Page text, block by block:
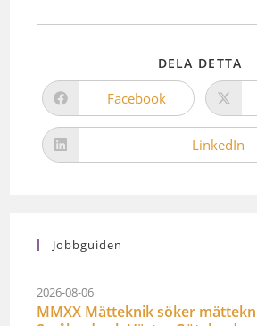
DELA DETTA
Facebook
LinkedIn
Jobbguiden
2026-08-06
MMXX Mätteknik söker